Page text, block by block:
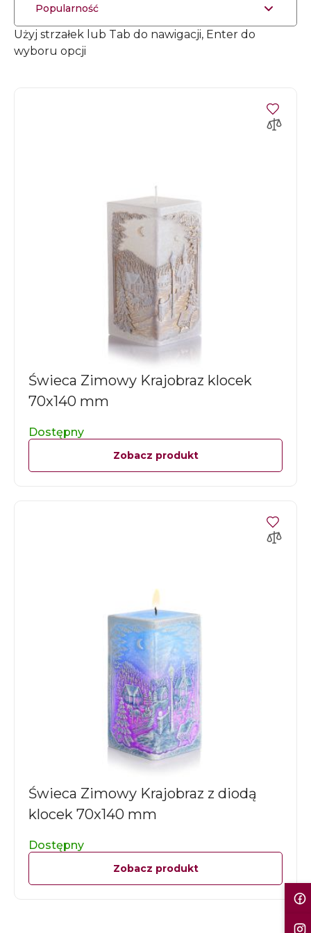
Popularność
Użyj strzałek lub Tab do nawigacji, Enter do
wyboru opcji
Świeca Zimowy Krajobraz klocek
70x140 mm
Dostępny
Zobacz produkt
Świeca Zimowy Krajobraz z diodą
klocek 70x140 mm
Dostępny
Zobacz produkt